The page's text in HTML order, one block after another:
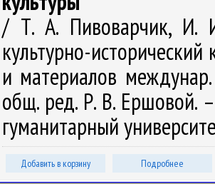
/ Т. А. Пивоварчик, И.
культурно-исторический
и материалов
общ. ред. Р. В. Ершовой.
гуманитарный
Добавить в корзину Подробнее